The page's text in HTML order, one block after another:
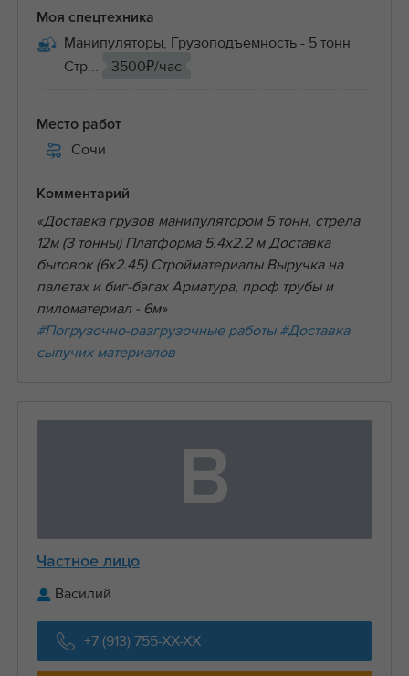
Моя спецтехника
Манипуляторы, Грузоподъемность - 5 тонн
Стр...
3500₽/час
Место работ
Сочи
Комментарий
«Доставка грузов манипулятором 5 тонн, стрела
12м (3 тонны) Платформа 5.4х2.2 м Доставка
бытовок (6х2.45) Стройматериалы Выручка на
палетах и биг-бэгах Арматура, проф трубы и
пиломатериал - 6м»
#Погрузочно-разгрузочные работы #Доставка
сыпучих материалов
В
Частное лицо
Василий
+7 (913) 755-XX-XX